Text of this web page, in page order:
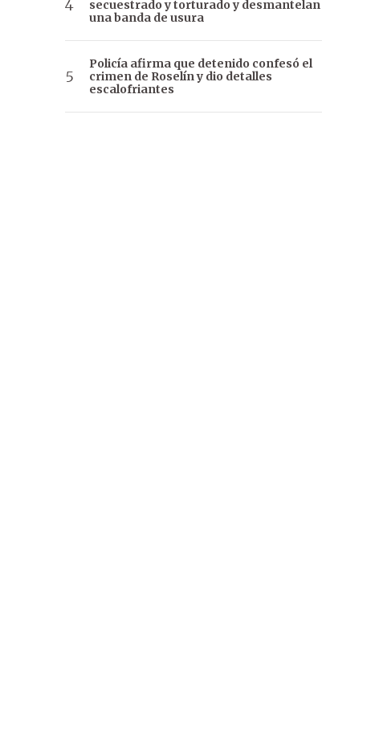
secuestrado y torturado y desmantelan
una banda de usura
Policía afirma que detenido confesó el
crimen de Roselín y dio detalles
escalofriantes